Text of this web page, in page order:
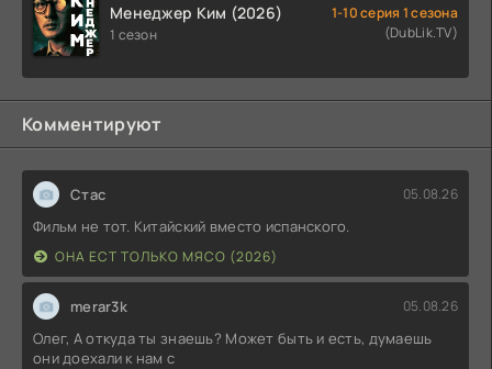
Менеджер Ким (2026)
1 сезон
1-10 серия 1 сезона
(DubLik.TV)
Комментируют
Стас 05.08.26
Фильм не тот. Китайский вместо испанского.
ОНА ЕСТ ТОЛЬКО МЯСО (2026)
merar3k 05.08.26
Олег, А откуда ты знаешь? Может быть и есть, думаешь
они доехали к нам с